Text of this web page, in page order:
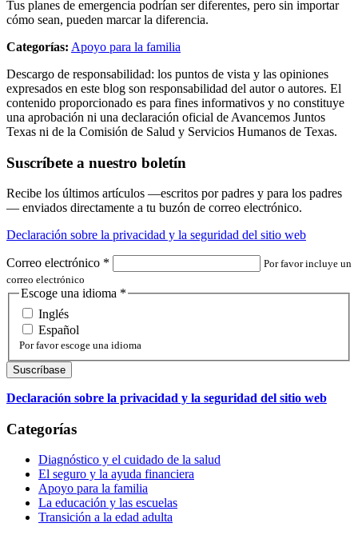
Tus planes de emergencia podrían ser diferentes, pero sin importar
cómo sean, pueden marcar la diferencia.
Categorías: Apoyo para la familia
Descargo de responsabilidad: los puntos de vista y las opiniones
expresados en este blog son responsabilidad del autor o autores. El
contenido proporcionado es para fines informativos y no constituye
una aprobación ni una declaración oficial de Avancemos Juntos
Texas ni de la Comisión de Salud y Servicios Humanos de Texas.
Suscríbete a nuestro boletín
Recibe los últimos artículos —escritos por padres y para los padres
— enviados directamente a tu buzón de correo electrónico.
Declaración sobre la privacidad y la seguridad del sitio web
Correo electrónico *
Por favor incluye un
correo electrónico
Escoge una idioma *
Inglés
Español
Por favor escoge una idioma
Declaración sobre la privacidad y la seguridad del sitio web
Categorías
Diagnóstico y el cuidado de la salud
El seguro y la ayuda financiera
Apoyo para la familia
La educación y las escuelas
Transición a la edad adulta